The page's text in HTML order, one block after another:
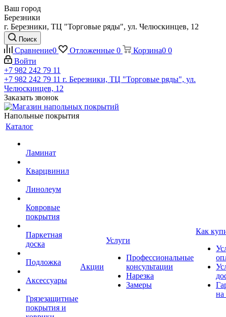
Ваш город
Березники
г. Березники, ТЦ "Торговые ряды", ул. Челюскинцев, 12
Поиск
Сравнение0 Отложенные 0 Корзина0 0
Войти
+7 982 242 79 11
+7 982 242 79 11 г. Березники, ТЦ "Торговые ряды", ул.
Челюскинцев, 12
Заказать звонок
Напольные покрытия
Каталог
Ламинат
Кварцвинил
Линолеум
Ковровые
покрытия
Паркетная
доска
Подложка
Аксессуары
Грязезащитные
покрытия и
Акции
Услуги
Профессиональные
консультации
Нарезка
Замеры
Как
на